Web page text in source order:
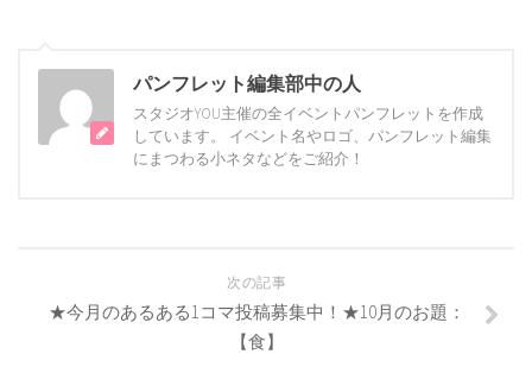
パンフレット編集部中の人
スタジオYOU主催の全イベントパンフレットを作成
しています。 イベント名やロゴ、パンフレット編集
にまつわる小ネタなどをご紹介！
次の記事
★今月のあるある1コマ投稿募集中！★10月のお題：
【食】